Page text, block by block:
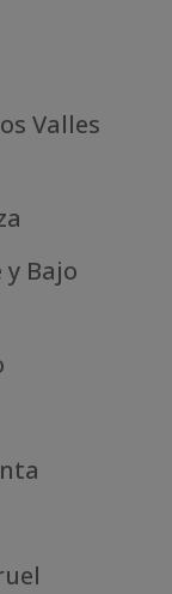
Valles
Bajo